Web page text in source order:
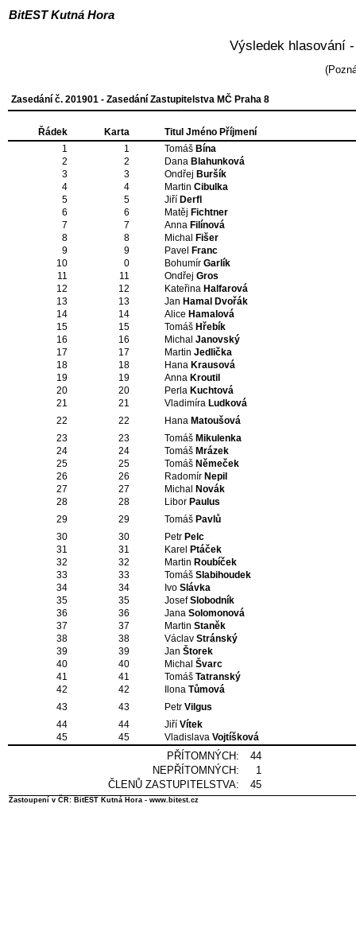
BitEST Kutná Hora
Výsledek hlasování
Zasedání č. 201901 - Zasedání Zastupitelstva MČ Praha 8
Řádek Karta
Titul Jméno Příjmení
1
1 Tomáš Bína
2
2 Dana Blahunková
3
3 Ondřej Buršík
4
4 Martin Cibulka
5
5 Jiří Derfl
6
6 Matěj Fichtner
7
7 Anna Filínová
8
8 Michal Fišer
9
9 Pavel
Franc
10
0 Bohumír Garlík
11
11 Ondřej Gros
12
12 Kateřina Halfarová
13
13 Jan Hamal Dvořák
14
14 Alice Hamalová
15
15 Tomáš Hřebík
16
16 Michal Janovský
17
17 Martin Jedlička
18
18 Hana Krausová
19
19 Anna Kroutil
20
20 Perla Kuchtová
21
21 Vladimíra Ludková
22
22 Hana Matoušová
23
23 Tomáš Mikulenka
24
24 Tomáš Mrázek
25
25 Tomáš Němeček
26
26 Radomír Nepil
27
27 Michal Novák
28
28 Libor Paulus
29
29 Tomáš Pavlů
30
30 Petr Pelc
31
31 Karel
Ptáček
32
32 Martin Roubíček
33
33 Tomáš Slabihoudek
34
34 Ivo Slávka
35
35 JosefSlobodník
36
36 Jana Solomonová
37
37 Martin Staněk
38
38 Václav Stránský
39
39 Jan Štorek
40
40 Michal Švarc
41
41 Tomáš Tatranský
42
42 Ilona Tůmová
43
43 Petr Vilgus
44
44 Jiří Vítek
45
45 Vladislava Vojtíšková
PŘÍTOMNÝCH:
44
NEPŘÍTOMNÝCH:
1
ČLENŮ ZASTUPITELSTVA:
45
Zastoupení v ČR: BitEST Kutná Hora - www.bitest.cz